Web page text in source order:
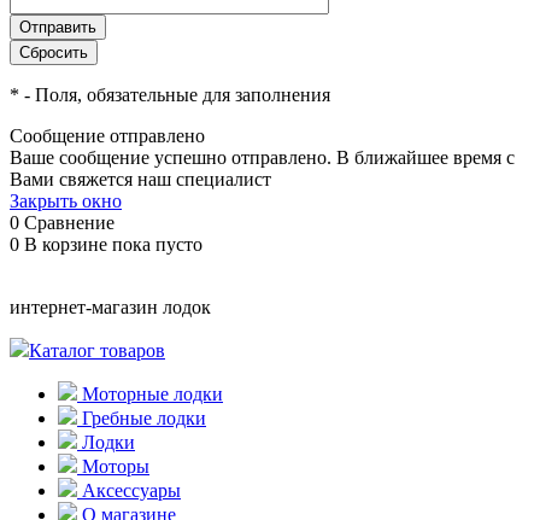
* - Поля, обязательные для заполнения
Сообщение отправлено
Ваше сообщение успешно отправлено. В ближайшее время с
Вами свяжется наш специалист
Закрыть окно
0 Сравнение
0 В корзине пока пусто
интернет-магазин лодок
Каталог товаров
Моторные лодки
Гребные лодки
Лодки
Моторы
Аксессуары
О магазине